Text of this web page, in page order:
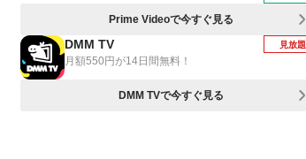
Prime Videoで今すぐ見る
DMM TV
月額550円が14日間無料！
見放題
DMM TVで今すぐ見る